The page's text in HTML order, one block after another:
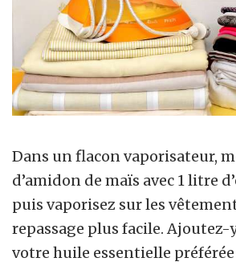
Dans un flacon vaporisateur,
d’amidon de maïs avec 1 litre
puis vaporisez sur les
repassage plus facile. Ajoutez-
votre huile essentielle préférée